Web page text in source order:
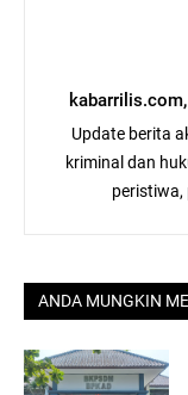
Update berita
kriminal dan
peristiwa,
ANDA MUNGKIN